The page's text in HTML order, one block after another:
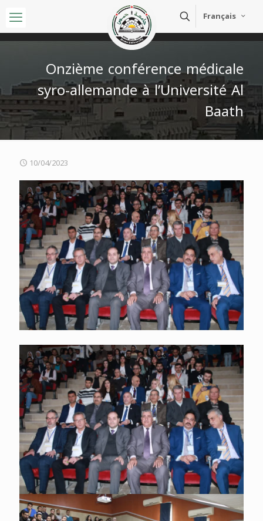
Français
Onzième conférence médicale
syro-allemande à l’Université Al
Baath
10/04/2023